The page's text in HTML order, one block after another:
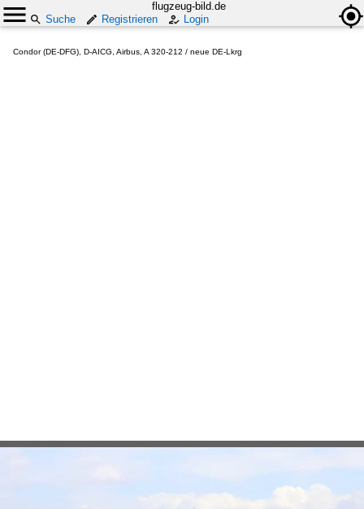
flugzeug-bild.de
Suche
Registrieren Login
Condor (DE-DFG), D-AICG, Airbus, A 320-212 / neue DE-Lkrg